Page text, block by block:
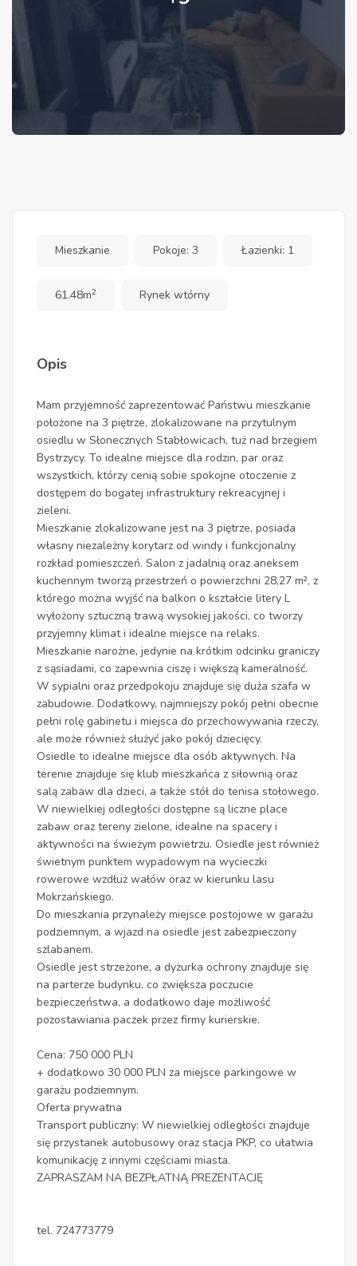
Mieszkanie Pokoje: 3 Łazienki: 1
61.48m2 Rynek wtórny
Opis
Mam przyjemność zaprezentować Państwu mieszkanie
położone na 3 piętrze, zlokalizowane na przytulnym
osiedlu w Słonecznych Stabłowicach, tuż nad brzegiem
Bystrzycy. To idealne miejsce dla rodzin, par oraz
wszystkich, którzy cenią sobie spokojne otoczenie z
dostępem do bogatej infrastruktury rekreacyjnej i
zieleni.
Mieszkanie zlokalizowane jest na 3 piętrze, posiada
własny niezależny korytarz od windy i funkcjonalny
rozkład pomieszczeń. Salon z jadalnią oraz aneksem
kuchennym tworzą przestrzeń o powierzchni 28,27 m², z
którego można wyjść na balkon o kształcie litery L
wyłożony sztuczną trawą wysokiej jakości, co tworzy
przyjemny klimat i idealne miejsce na relaks.
Mieszkanie narożne, jedynie na krótkim odcinku graniczy
z sąsiadami, co zapewnia ciszę i większą kameralność.
W sypialni oraz przedpokoju znajduje się duża szafa w
zabudowie. Dodatkowy, najmniejszy pokój pełni obecnie
pełni rolę gabinetu i miejsca do przechowywania rzeczy,
ale może również służyć jako pokój dziecięcy.
Osiedle to idealne miejsce dla osób aktywnych. Na
terenie znajduje się klub mieszkańca z siłownią oraz
salą zabaw dla dzieci, a także stół do tenisa stołowego.
W niewielkiej odległości dostępne są liczne place
zabaw oraz tereny zielone, idealne na spacery i
aktywności na świeżym powietrzu. Osiedle jest również
świetnym punktem wypadowym na wycieczki
rowerowe wzdłuż wałów oraz w kierunku lasu
Mokrzańskiego.
Do mieszkania przynależy miejsce postojowe w garażu
podziemnym, a wjazd na osiedle jest zabezpieczony
szlabanem.
Osiedle jest strzeżone, a dyżurka ochrony znajduje się
na parterze budynku, co zwiększa poczucie
bezpieczeństwa, a dodatkowo daje możliwość
pozostawiania paczek przez firmy kurierskie.
Cena: 750 000 PLN
+ dodatkowo 30 000 PLN za miejsce parkingowe w
garażu podziemnym.
Oferta prywatna
Transport publiczny: W niewielkiej odległości znajduje
się przystanek autobusowy oraz stacja PKP, co ułatwia
komunikację z innymi częściami miasta.
ZAPRASZAM NA BEZPŁATNĄ PREZENTACJĘ
tel. 724773779